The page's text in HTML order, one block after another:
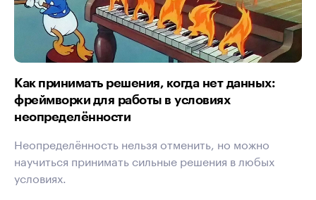
Как принимать решения, когда нет данных:
фреймворки для работы в условиях
неопределённости
Неопределённость нельзя отменить, но можно
научиться принимать сильные решения в любых
условиях.